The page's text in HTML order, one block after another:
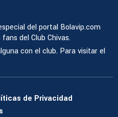
del portal Bolavip.com
del Club Chivas.
con el club. Para visitar el
de Privacidad